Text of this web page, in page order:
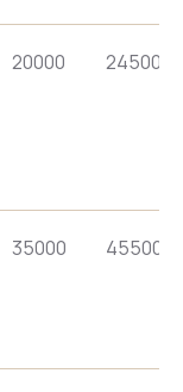
20000 24500
35000 45500